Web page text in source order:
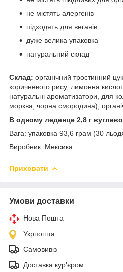
не містять алергенів
підходять для веганів
дуже велика упаковка
натуральний склад
Склад: органічний тростинний
коричневого рису, лимонна
натуральні ароматизатори, для
морква, чорна смородина),
В одному леденце 2,8 г
Вага: упаковка 93,6 грам (30
Виробник: Мексика
Приховати
Умови доставки
Нова Пошта
Укрпошта
Самовивіз
Доставка кур'єром